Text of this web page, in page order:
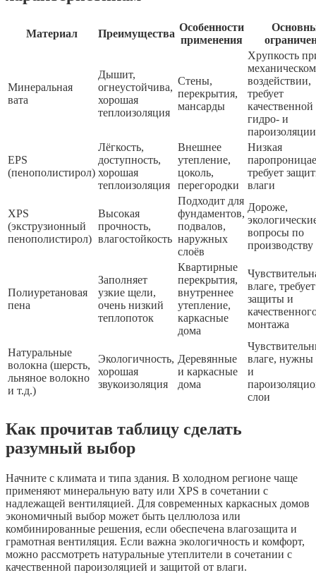
Материал Преимущества
Особенности
применения
Минеральная
вата
Дышит,
огнеустойчива,
хорошая
теплоизоляция
Стены,
перекрытия,
мансарды
Хрупкость
механическом
воздействии,
требует
качественной
гидро- и
пароизоляции
EPS
(пенополистирол)
Лёгкость,
доступность,
хорошая
теплоизоляция
Внешнее
утепление,
цоколь,
перегородки
Низкая
требует
влаги
XPS
(экструзионный
пенополистирол)
Высокая
прочность,
влагостойкость
Подходит для
фундаментов,
подвалов,
наружных
слоёв
Дороже,
вопросы по
производству
Полиуретановая
пена
Заполняет
узкие щели,
очень низкий
теплопоток
Квартирные
перекрытия,
внутреннее
утепление,
каркасные
дома
влаге, требует
защиты и
монтажа
Натуральные
волокна (шерсть,
льняное волокно
и т.д.)
Экологичность,
хорошая
звукоизоляция
Деревянные
и каркасные
дома
влаге, нужны
и
слои
Как прочитав таблицу сделать
разумный выбор
Начните с климата и типа здания. В холодном регионе чаще
применяют минеральную вату или XPS в сочетании с
надлежащей вентиляцией. Для современных каркасных домов
экономичный выбор может быть целлюлоза или
комбинированные решения, если обеспечена влагозащита и
грамотная вентиляция. Если важна экологичность и комфорт,
можно рассмотреть натуральные утеплители в сочетании с
качественной пароизоляцией и защитой от влаги.